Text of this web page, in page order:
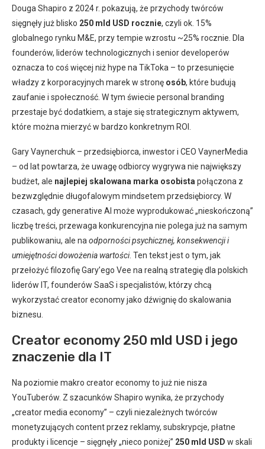
Douga Shapiro z 2024 r. pokazują, że przychody twórców
sięgnęły już blisko 250 mld USD rocznie, czyli ok. 15%
globalnego rynku M&E, przy tempie wzrostu ~25% rocznie. Dla
founderów, liderów technologicznych i senior developerów
oznacza to coś więcej niż hype na TikToka – to przesunięcie
władzy z korporacyjnych marek w stronę osób, które budują
zaufanie i społeczność. W tym świecie personal branding
przestaje być dodatkiem, a staje się strategicznym aktywem,
które można mierzyć w bardzo konkretnym ROI.
Gary Vaynerchuk – przedsiębiorca, inwestor i CEO VaynerMedia
– od lat powtarza, że uwagę odbiorcy wygrywa nie największy
budżet, ale najlepiej skalowana marka osobista połączona z
bezwzględnie długofalowym mindsetem przedsiębiorcy. W
czasach, gdy generative AI może wyprodukować „nieskończoną”
liczbę treści, przewaga konkurencyjna nie polega już na samym
publikowaniu, ale na odporności psychicznej, konsekwencji i
umiejętności dowożenia wartości. Ten tekst jest o tym, jak
przełożyć filozofię Gary’ego Vee na realną strategię dla polskich
liderów IT, founderów SaaS i specjalistów, którzy chcą
wykorzystać creator economy jako dźwignię do skalowania
biznesu.
Creator economy 250 mld USD i jego
znaczenie dla IT
Na poziomie makro creator economy to już nie nisza
YouTuberów. Z szacunków Shapiro wynika, że przychody
„creator media economy” – czyli niezależnych twórców
monetyzujących content przez reklamy, subskrypcje, płatne
produkty i licencje – sięgnęły „nieco poniżej” 250 mld USD w skali